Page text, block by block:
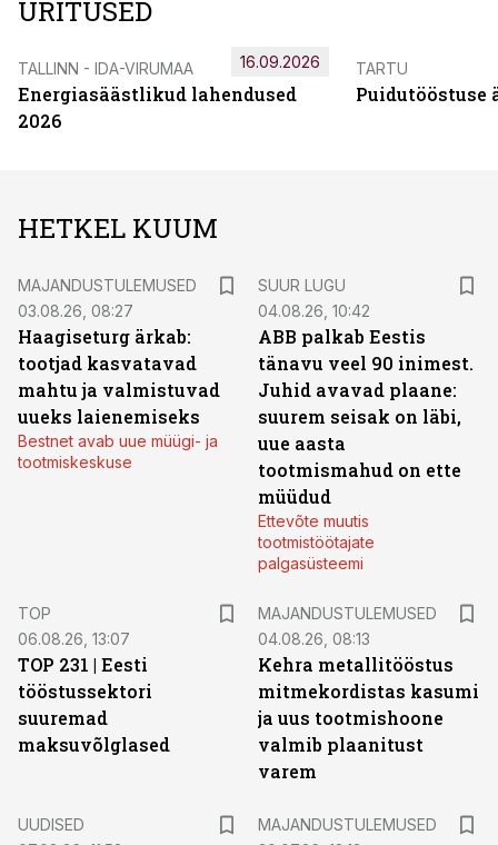
ÜRITUSED
TALLINN - IDA-VIRUMAA
Energiasäästlikud lahendused
2026
16.09.2026 TARTU
Puidutööstuse
HETKEL KUUM
MAJANDUSTULEMUSED
03.08.26, 08:27
Haagiseturg ärkab:
tootjad kasvatavad
mahtu ja valmistuvad
uueks laienemiseks
Bestnet avab uue müügi- ja
tootmiskeskuse
SUUR LUGU
04.08.26, 10:42
ABB palkab Eestis
tänavu veel 90 inimest.
Juhid avavad plaane:
suurem seisak on läbi,
uue aasta
tootmismahud on ette
müüdud
Ettevõte muutis
tootmistöötajate
palgasüsteemi
TOP
06.08.26, 13:07
TOP 231 | Eesti
tööstussektori
suuremad
maksuvõlglased
MAJANDUSTULEMUSED
04.08.26, 08:13
Kehra metallitööstus
mitmekordistas kasumi
ja uus tootmishoone
valmib plaanitust
varem
UUDISED
MAJANDUSTULEMUSED